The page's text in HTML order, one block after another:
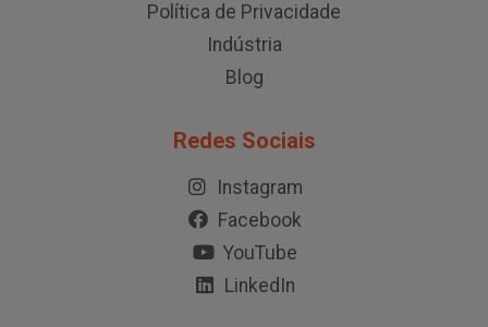
Política de Privacidade
Indústria
Blog
Redes Sociais
Instagram
Facebook
YouTube
LinkedIn